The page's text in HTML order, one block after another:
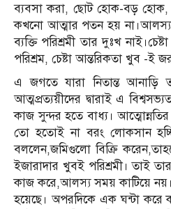
ব্যবসা করা, ছোট হোক-বড় হোক,
কখনো আত্মার পতন হয় না।আলস্য,
ব্যক্তি পরিশ্রমী তার দুঃখ
পরিশ্রম, চেষ্টা আন্তরিকতা খুব -ই
এ জগতে যারা নিতান্ত আনাড়ি
আত্মপ্রত্যয়ীদের দ্বারাই এ
কাজ সুন্দর হতে বাধ্য।
তো হতোই না বরং লোকসান
বললেন,জমিগুলো বিক্রি
ইজারাদার খুবই পরিশ্রমী। তাই
কাজ করে,আলস্য সময় কাটিয়ে
হয়েছে। অপরদিকে এক ঘন্টা করে